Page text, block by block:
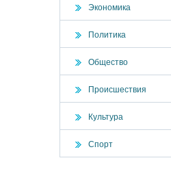
Экономика
Политика
Общество
Происшествия
Культура
Спорт